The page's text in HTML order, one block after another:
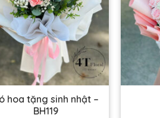
hoa tặng sinh nhật –
BH119